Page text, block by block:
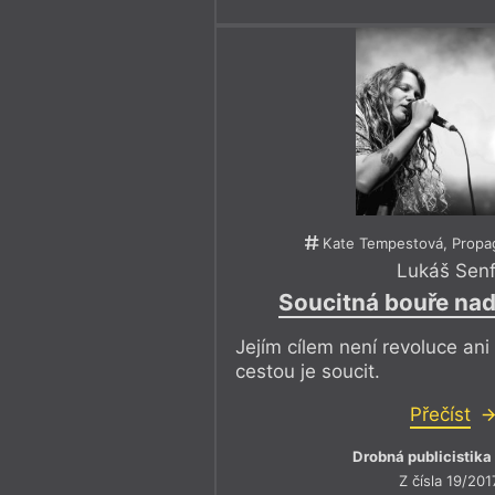
Kate Tempestová,
Lukáš
Soucitná bouře
Jejím cílem není revoluce
cestou je soucit.
Přečíst
Drobná publicistika
Z čísla 19/